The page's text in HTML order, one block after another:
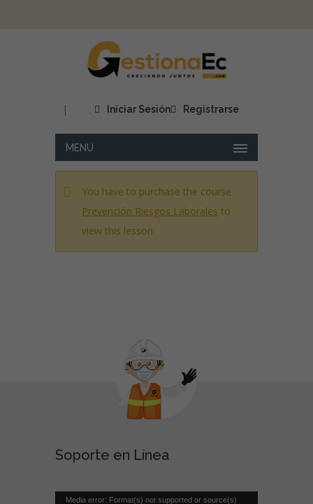
Iniciar Sesión
| Registrarse
MENU
You have to purchase the course
Prevención Riesgos Laborales to
view this lesson.
Soporte en Línea
Media error: Format(s) not supported or source(s)